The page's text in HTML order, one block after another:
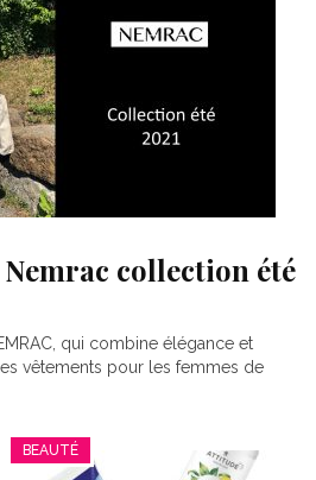
collection été
qui combine élégance et
vêtements pour les femmes de
BEAUTÉ